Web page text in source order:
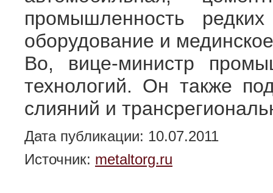
промышленность
оборудование и
Bo, вице-министр
технологий. Он также
слияний и
Дата публикации: 10.07.2011
Источник: metaltorg.ru